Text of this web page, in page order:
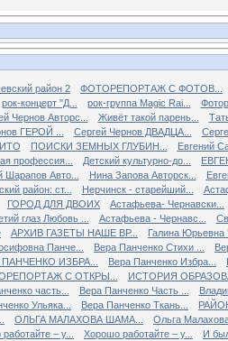
район 2
ФОТОРЕПОРТАЖ С ФОТОВ...
рок-концерт "Д... рок-группа Magiс Rai...
Чернов Авторс... Живёт такой парень...
ГЕРОЙ ... Сергей Чернов ДВАДЦА...
ПОИСКИ ЗЕМНЫХ ГЛУБИН...
Евгений
профессия... Детский культурно-до...
Шарапов Авто... Нина Запова Авторск...
район: ст... Нерчинск - старейший...
ГОРОД ДЛЯ ДВОИХ
Астафьева- Чернавски...
глаз Любовь ... Астафьева - Чернавс...
АРХИВ ГАЗЕТЫ НАШЕ ВР...
Галина Юрьевна
Панче... Вера Панченко Стихи ...
ПАНЧЕНКО ИЗБРА... Вера Панченко Избра...
С ОТКРЫ...
ИСТОРИЯ
часть... Вера Панченко Часть ...
Ульяка... Вера Панченко Ткань...
ОЛЬГА МАЛАХОВА ШАМА...
Ольга
– у... Хорошо работайте – у...
И